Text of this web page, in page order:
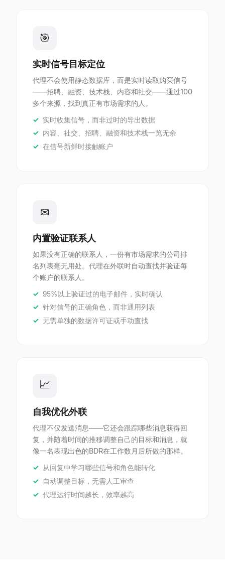
🎯
实时信号目标定位
代理不会使用静态数据库，而是实时读取购买信号
——招聘、融资、技术栈、内容和社交——通过100
多个来源，找到真正有市场需求的人。
实时收集信号，而非过时的导出数据
内容、社交、招聘、融资和技术栈一览无余
在信号新鲜时接触账户
✉
内置验证联系人
如果没有正确的联系人，一份有市场需求的公司排
名列表毫无用处。代理在外联时自动查找并验证每
个账户的联系人。
95%以上验证过的电子邮件，实时确认
针对信号的正确角色，而非通用列表
无需单独的数据许可证或手动查找
📈
自我优化外联
代理不仅发送消息——它还会跟踪哪些消息获得回
复，并随着时间的推移调整自己的目标和消息，就
像一名表现出色的BDR在工作数月后所做的那样。
从回复中学习哪些信号和角色能转化
自动调整目标，无需人工审查
代理运行时间越长，效率越高